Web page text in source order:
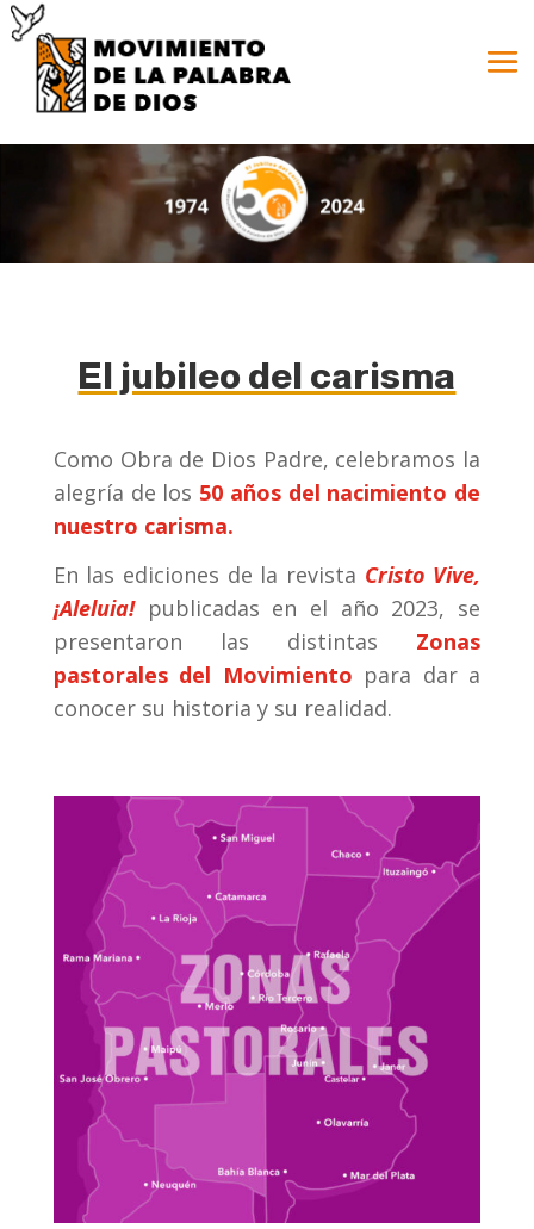
El jubileo del carisma
Como Obra de Dios Padre, celebramos la
alegría de los 50 años del nacimiento de
nuestro carisma.
En las ediciones de la revista Cristo Vive,
¡Aleluia!publicadas en el año 2023, se
presentaron las distintas Zonas
pastorales del Movimiento para dar a
conocer su historia y su realidad.